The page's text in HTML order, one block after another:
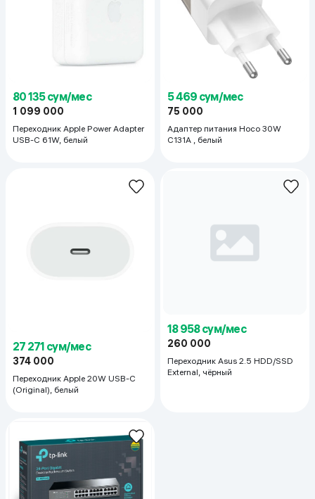
80 135 сум/мес
1 099 000
Переходник Apple Power Adapter
USB-C 61W, белый
5 469 сум/мес
75 000
Адаптер питания Hoco 30W
C131A , белый
27 271 сум/мес
374 000
Переходник Apple 20W USB-C
(Original), белый
18 958 сум/мес
260 000
Переходник Asus 2.5 HDD/SSD
External, чёрный